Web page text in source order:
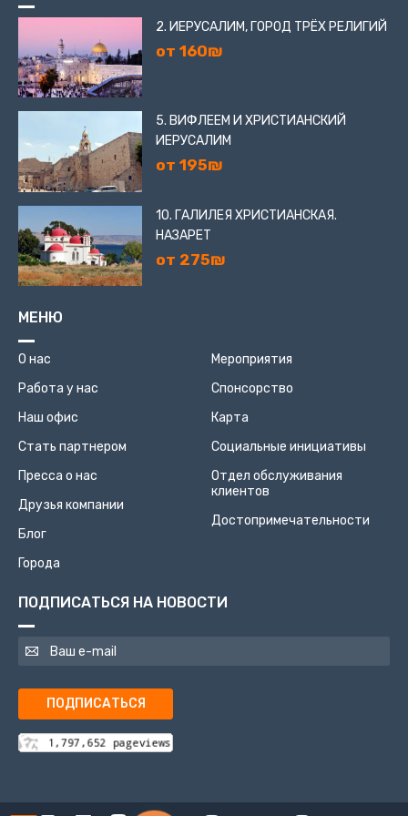
2. ИЕРУСАЛИМ, ГОРОД ТРЁХ РЕЛИГИЙ
от 160₪
5. ВИФЛЕЕМ И ХРИСТИАНСКИЙ
ИЕРУСАЛИМ
от 195₪
10. ГАЛИЛЕЯ ХРИСТИАНСКАЯ.
НАЗАРЕТ
от 275₪
МЕНЮ
О нас
Работа у нас
Наш офис
Стать партнером
Пресса о нас
Друзья компании
Блог
Города
Мероприятия
Спонсорство
Карта
Социальные инициативы
Отдел обслуживания
клиентов
Достопримечательности
ПОДПИСАТЬСЯ НА НОВОСТИ
ПОДПИСАТЬСЯ